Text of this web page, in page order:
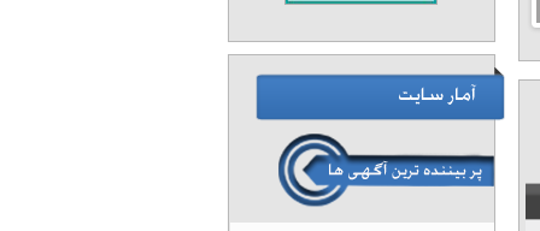
1 2